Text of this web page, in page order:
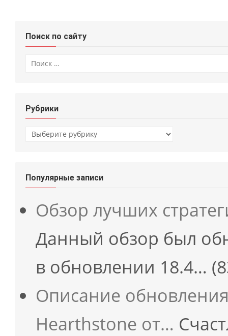
Поиск по сайту
Рубрики
Рубрики
Популярные записи
Обзор лучших
Данный обзор был
в обновлении 18.4…
Описание
Hearthstone от…